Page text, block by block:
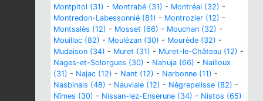
Montpitol (31) - Montrabé (31) - Montréal (32) -
Montredon-Labessonnié (81) - Montrozier (12) -
Montsalès (12) - Mosset (66) - Mouchan (32) -
Mouillac (82) - Moulézan (30) - Mourède (32) -
Mudaison (34) - Muret (31) - Muret-le-Château (12) -
Nages-et-Solorgues (30) - Nahuja (66) - Nailloux
(31) - Najac (12) - Nant (12) - Narbonne (11) -
Nasbinals (48) - Nauviale (12) - Nègrepelisse (82) -
Nîmes (30) - Nissan-lez-Enserune (34) - Nistos (65)